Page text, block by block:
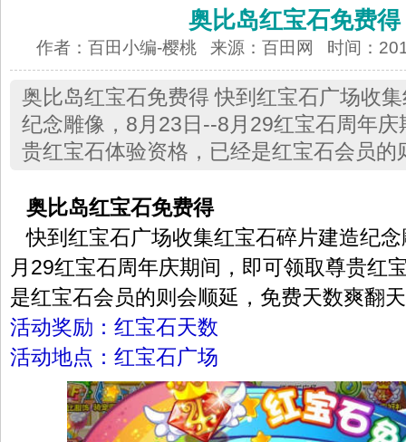
奥比岛红宝石免费得
作者：百田小编-樱桃 来源：百田网 时间：
奥比岛红宝石免费得 快到红宝石广场收
纪念雕像，8月23日--8月29红宝石周年
贵红宝石体验资格，已经是红宝石会员的
奥比岛红宝石免费得
快到红宝石广场收集红宝石碎片建造纪
月29红宝石周年庆期间，即可领取尊贵红
是红宝石会员的则会顺延，免费天数爽翻
活动奖励：红宝石天数
活动地点：红宝石广场